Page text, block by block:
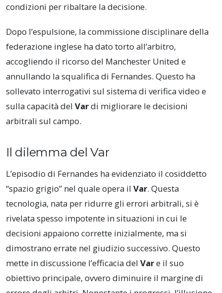
condizioni per ribaltare la decisione.
Dopo l’espulsione, la commissione disciplinare della
federazione inglese ha dato torto all’arbitro,
accogliendo il ricorso del Manchester United e
annullando la squalifica di Fernandes. Questo ha
sollevato interrogativi sul sistema di verifica video e
sulla capacità del Vardi migliorare le decisioni
arbitrali sul campo.
Il dilemma del Var
L’episodio di Fernandes ha evidenziato il cosiddetto
“spazio grigio” nel quale opera il Var. Questa
tecnologia, nata per ridurre gli errori arbitrali, si è
rivelata spesso impotente in situazioni in cui le
decisioni appaiono corrette inizialmente, ma si
dimostrano errate nel giudizio successivo. Questo
mette in discussione l’efficacia del Vare il suo
obiettivo principale, ovvero diminuire il margine di